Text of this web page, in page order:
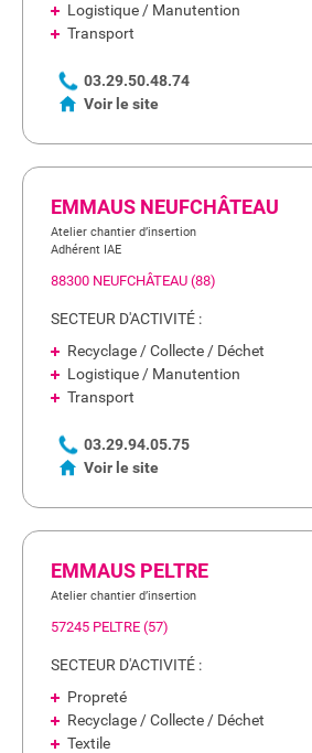
Logistique / Manutention
Transport
03.29.50.48.74
Voir le site
EMMAUS NEUFCHÂTEAU
Atelier chantier d’insertion
Adhérent IAE
88300 NEUFCHÂTEAU (88)
SECTEUR D'ACTIVITÉ :
Recyclage / Collecte / Déchet
Logistique / Manutention
Transport
03.29.94.05.75
Voir le site
EMMAUS PELTRE
Atelier chantier d’insertion
57245 PELTRE (57)
SECTEUR D'ACTIVITÉ :
Propreté
Recyclage / Collecte / Déchet
Textile